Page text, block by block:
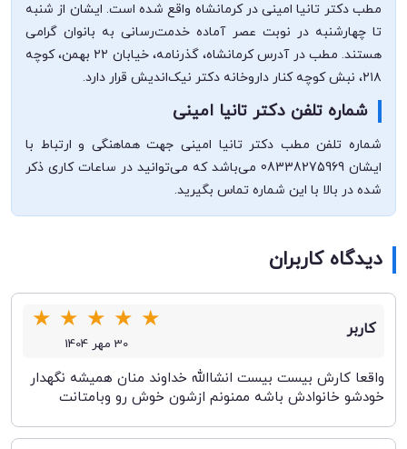
مطب دکتر تانیا امینی در کرمانشاه واقع شده است. ایشان از شنبه
تا چهارشنبه در نوبت عصر آماده خدمت‌رسانی به بانوان گرامی
هستند. مطب در آدرس کرمانشاه، گذرنامه، خیابان ۲۲ بهمن، کوچه
۲۱۸، نبش کوچه کنار داروخانه دکتر نیک‌اندیش قرار دارد.
شماره تلفن دکتر تانیا امینی
شماره تلفن مطب دکتر تانیا امینی جهت هماهنگی و ارتباط با
ایشان 08338275969 می‌باشد که می‌توانید در ساعات کاری ذکر
شده در بالا با این شماره تماس بگیرید.
دیدگاه کاربران
کاربر ★
★
★
★
★
30 مهر 1404
واقعا کارش بیست بیست انشاالله خداوند منان همیشه نگهدار
خودشو خانوادش باشه ممنونم ازشون خوش رو وبامتانت